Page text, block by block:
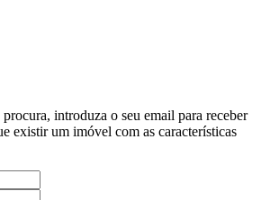
introduza o seu email para receber
existir um imóvel com as características